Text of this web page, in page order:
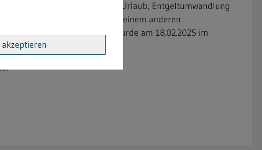
Fertigungszeiten, Entgelte, Urlaub, Entgeltumwandlung
die nicht von einem anderen
beschäftigt werden", wurde am 18.02.2025 im